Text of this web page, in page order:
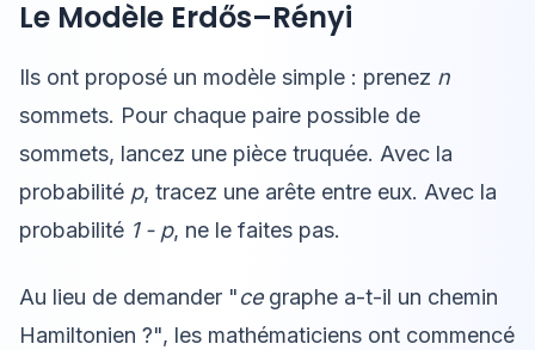
Le Modèle Erdős–Rényi
Ils ont proposé un modèle simple : prenez n
sommets. Pour chaque paire possible de
sommets, lancez une pièce truquée. Avec la
probabilité p, tracez une arête entre eux. Avec la
probabilité 1 - p, ne le faites pas.
Au lieu de demander "cegraphe a-t-il un chemin
Hamiltonien ?", les mathématiciens ont commencé